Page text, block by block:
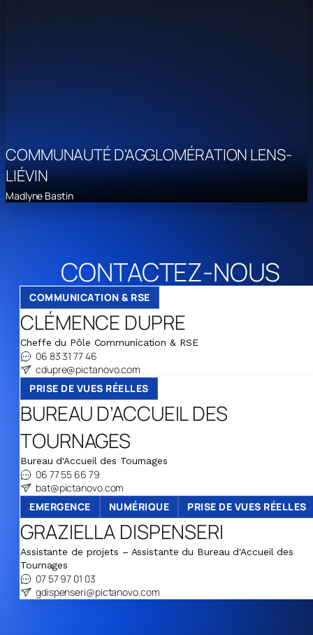
COMMUNAUTÉ D'AGGLOMÉRATION LENS-
LIÉVIN
Madlyne Bastin
CONTACTEZ-NOUS
CLÉMENCE DUPRE
Cheffe du Pôle Communication & RSE
COMMUNICATION & RSE
06 83 31 77 46
cdupre@pictanovo.com
BUREAU D’ACCUEIL DES
TOURNAGES
Bureau d'Accueil des Tournages
PRISE DE VUES RÉELLES
06 77 55 66 79
bat@pictanovo.com
GRAZIELLA DISPENSERI
Assistante de projets – Assistante du Bureau d'Accueil des
Tournages
EMERGENCE NUMÉRIQUE PRISE DE VUES RÉELLES
07 57 97 01 03
gdispenseri@pictanovo.com